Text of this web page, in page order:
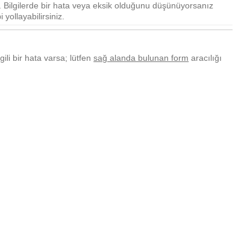
bir hata veya eksik olduğunu düşünüyorsanız
yollayabilirsiniz.
bir hata varsa; lütfensağ alanda bulunan form aracılığı